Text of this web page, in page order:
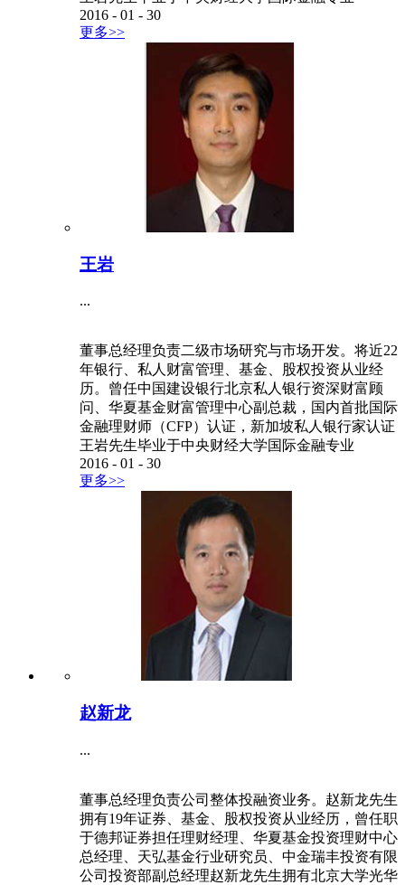
2016 - 01 - 30
更多>>
王岩
...
董事总经理负责二级市场研究与市场开发。将近22
年银行、私人财富管理、基金、股权投资从业经
历。曾任中国建设银行北京私人银行资深财富顾
问、华夏基金财富管理中心副总裁，国内首批国际
金融理财师（CFP）认证，新加坡私人银行家认证
王岩先生毕业于中央财经大学国际金融专业
2016 - 01 - 30
更多>>
赵新龙
...
董事总经理负责公司整体投融资业务。赵新龙先生
拥有19年证券、基金、股权投资从业经历，曾任职
于德邦证券担任理财经理、华夏基金投资理财中心
总经理、天弘基金行业研究员、中金瑞丰投资有限
公司投资部副总经理赵新龙先生拥有北京大学光华